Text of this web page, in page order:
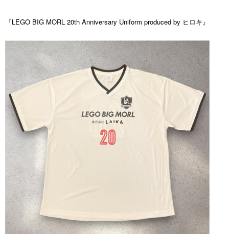
『LEGO BIG MORL 20th Anniversary Uniform produced by ヒロキ』